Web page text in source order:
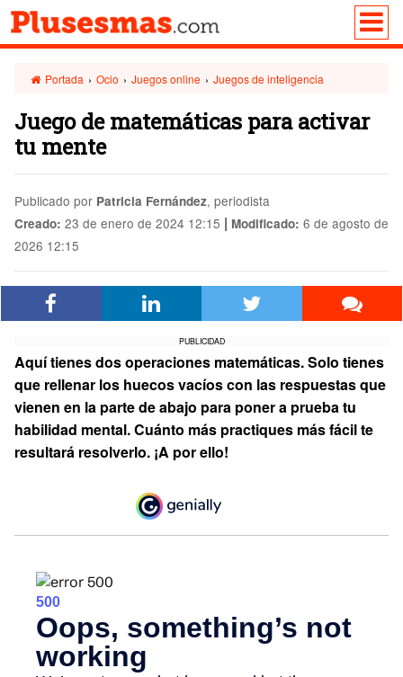
Portada › Ocio › Juegos online › Juegos de inteligencia
Juego de matemáticas para activar
tu mente
Publicado por Patricia Fernández, periodista
Creado: 23 de enero de 2024 12:15 | Modificado: 6 de agosto de
2026 12:15
PUBLICIDAD
Aquí tienes dos operaciones matemáticas. Solo tienes
que rellenar los huecos vacíos con las respuestas que
vienen en la parte de abajo para poner a prueba tu
habilidad mental. Cuánto más practiques más fácil te
resultará resolverlo. ¡A por ello!